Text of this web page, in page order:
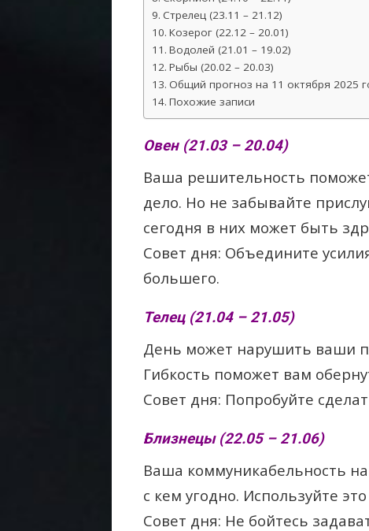
Стрелец (23.11 – 21.12)
Козерог (22.12 – 20.01)
Водолей (21.01 – 19.02)
Рыбы (20.02 – 20.03)
Общий прогноз на 11 октября 2025
Похожие записи
Овен (21.03 – 20.04)
Ваша решительность
дело. Но не забывайте
сегодня в них может быть
Совет дня: Объедините
большего.
Телец (21.04 – 21.05)
День может нарушить ваши
Гибкость поможет вам
Совет дня: Попробуйте
Близнецы (22.05 – 21.06)
Ваша коммуникабельность
с кем угодно. Используйте
Совет дня: Не бойтесь